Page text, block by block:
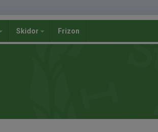
Skidor Frizon